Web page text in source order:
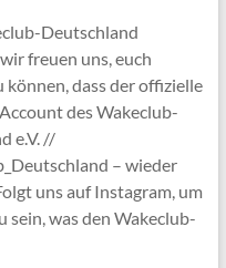
Deutschland
freuen uns, euch
können, dass der offizielle
des Wakeclub-
e.V. //
– wieder
uns auf Instagram, um
sein, was den Wakeclub-